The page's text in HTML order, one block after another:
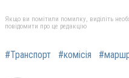
Якщо ви помітили помилку, виділіть
повідомити про це редакцію
#Транспорт #комісія